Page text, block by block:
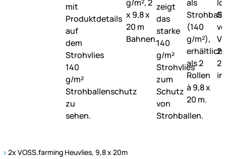
2x VOSS.farming Heuvlies, 9,8 x 20m